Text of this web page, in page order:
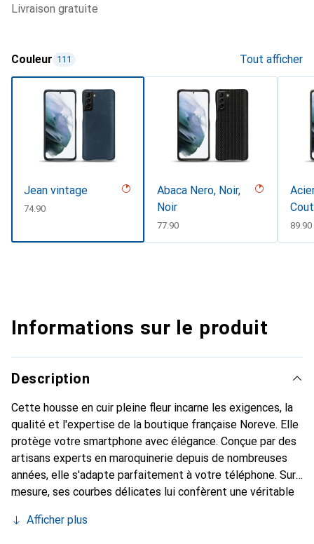
livraison gratuite
Couleur 111 Tout afficher
Jean vintage
CHF
74.90
Abaca Nero, Noir,
Noir
CHF
77.90 CHF
89.90
Informations sur le produit
Description
Cette housse en cuir pleine fleur incarne les exigences, la
qualité et l'expertise de la boutique française Noreve. Elle
protège votre smartphone avec élégance. Conçue par des
artisans experts en maroquinerie depuis de nombreuses
années, elle s'adapte parfaitement à votre téléphone. Sur
mesure, ses courbes délicates lui confèrent une véritable
indispensable de votre smartphone. La marque Noreve est
Afficher plus